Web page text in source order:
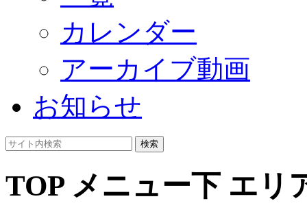
カレンダー
アーカイブ動画
お知らせ
検索
TOP メニュー下 エリ